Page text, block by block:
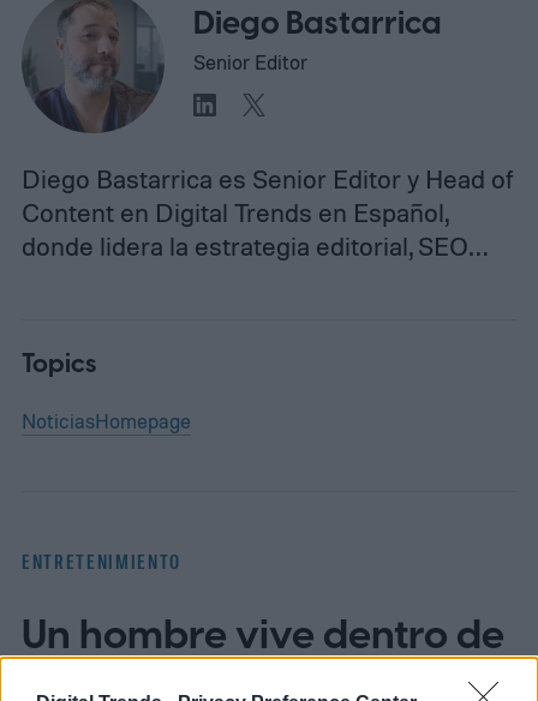
Diego Bastarrica
Senior Editor
Diego Bastarrica es Senior Editor y Head of
Content en Digital Trends en Español,
donde lidera la estrategia editorial, SEO…
Topics
NoticiasHomepage
ENTRETENIMIENTO
Un hombre vive dentro de
una valla publicitaria